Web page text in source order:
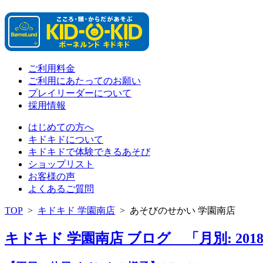
ご利用料金
ご利用にあたってのお願い
プレイリーダーについて
採用情報
はじめての方へ
キドキドについて
キドキドで体験できるあそび
ショップリスト
お客様の声
よくあるご質問
TOP > キドキド 学園南店 > あそびのせかい 学園南店
キドキド 学園南店 ブログ 「月別: 2018